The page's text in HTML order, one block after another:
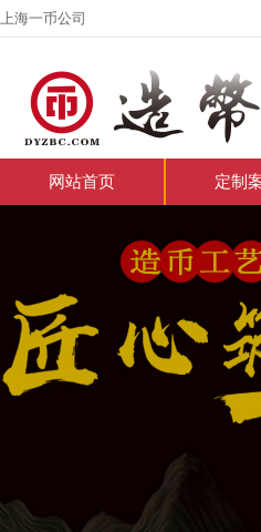
上海一币公司
网站首页 定制